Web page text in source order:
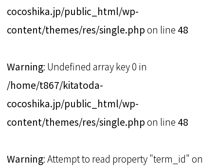
cocoshika.jp/public_html/wp-
content/themes/res/single.phpon line 48
Warning: Undefined array key 0 in
/home/t867/kitatoda-
cocoshika.jp/public_html/wp-
content/themes/res/single.phpon line 48
Warning: Attempt to read property "term_id" on